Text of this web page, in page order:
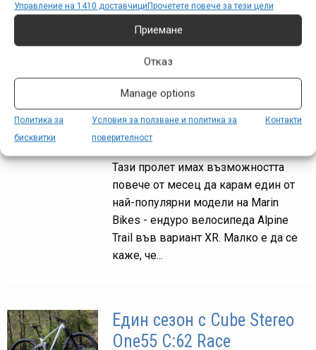
Управление на 1410 доставчициПрочетете повече за тези цели
Приемане
Отказ
Manage options
Политика за
бисквитки
Условия за ползване и политика за
поверителност
Контакти
е на български език и е дело на
Атанас Андреев (aplced).
Бързи впечатления от
Marin Alpine Trail XR
май 16, 2025 at 12:19.
Тази пролет имах възможността
повече от месец да карам един от
най-популярни модели на Marin
Bikes - ендуро велосипеда Alpine
Trail във вариант XR. Малко е да се
каже, че...
Един сезон с Cube Stereo
One55 C:62 Race